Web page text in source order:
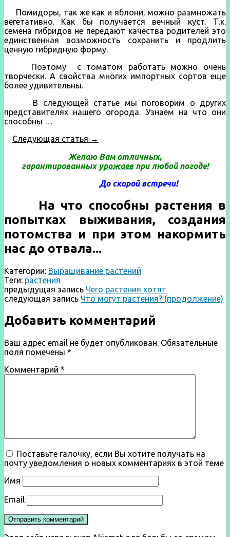
Помидоры, так же как и яблони, можно размножать
вегетативно. Как бы получается вечный куст. Т.к.
семена гибридов не передают качества родителей это
единственная возможность сохранить и продлить
ценную гибридную форму.
Поэтому с томатом работать можно очень
творчески. А свойства многих импортных сортов еще
более удивительны.
В следующей статье мы поговорим о других
представителях нашего огорода. Узнаем на что они
способны …
Следующая статья →
Желаю Вам отличных,
гарантированных урожаевпри любой погоде!
До скорой встречи!
На что способны растения в
попытках выживания, создания
потомства и при этом накормить
нас до отвала...
Категории: Выращивание растений
Теги: растения
предыдущая запись Чего растения хотят
следующая запись Что могут растения? (продолжение)
Добавить комментарий
Ваш адрес email не будет опубликован. Обязательные
поля помечены *
Комментарий *
Поставьте галочку, если Вы хотите получать на
почту уведомления о новых комментариях в этой теме
Имя
Email